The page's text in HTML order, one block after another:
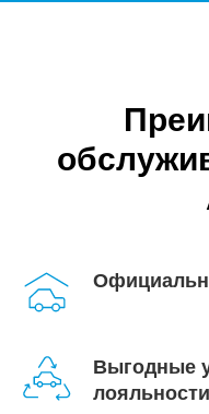
Выгодные
лояльности